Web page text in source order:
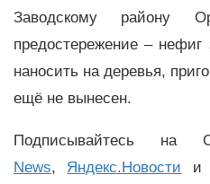
Заводскому району
предостережение –
наносить на деревья,
ещё не вынесен.
Подписывайтесь
News, Яндекс.Новости и